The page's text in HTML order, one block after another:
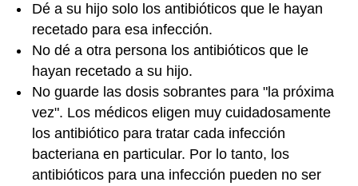
Dé a su hijo solo los antibióticos que le hayan
recetado para esa infección.
No dé a otra persona los antibióticos que le
hayan recetado a su hijo.
No guarde las dosis sobrantes para "la próxima
vez". Los médicos eligen muy cuidadosamente
los antibiótico para tratar cada infección
bacteriana en particular. Por lo tanto, los
antibióticos para una infección pueden no ser